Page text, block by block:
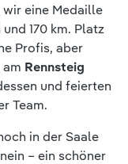
eine Medaille
170 km. Platz
Profis, aber
Rennsteig
und feierten
Team.
in der Saale
– ein schöner